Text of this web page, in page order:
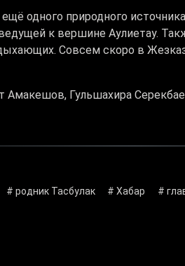
одного природного
к вершине Аулиетау.
Совсем скоро в
Амакешов, Гульшахира
# родник Тасбулак # Хабар #